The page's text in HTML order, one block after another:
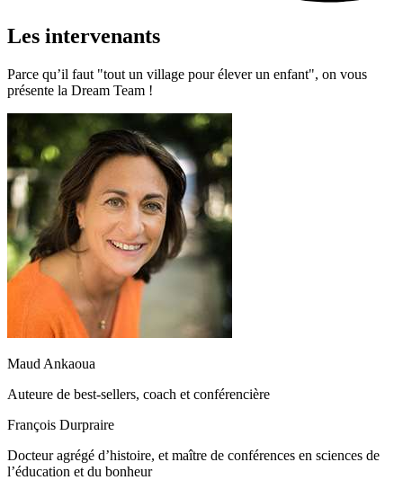
Les intervenants
Parce qu’il faut "tout un village pour élever un enfant", on vous
présente la Dream Team !
Maud Ankaoua
Auteure de best-sellers, coach et conférencière
François Durpraire
Docteur agrégé d’histoire, et maître de conférences en sciences de
l’éducation et du bonheur